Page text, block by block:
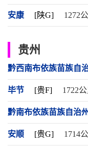
安康 [陕G] 1272
贵州
黔西南布依族苗族自
毕节 [贵F] 1722
黔南布依族苗族自治州
安顺 [贵G] 1714